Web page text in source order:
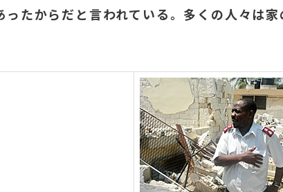
たからだと言われている。多くの人々は